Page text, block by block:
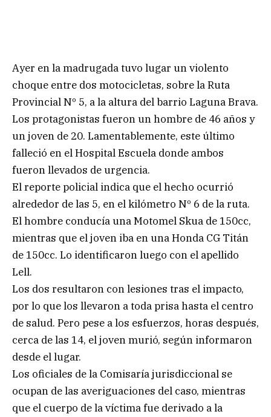
Ayer en la madrugada tuvo lugar un violento
choque entre dos motocicletas, sobre la Ruta
Provincial Nº 5, a la altura del barrio Laguna Brava.
Los protagonistas fueron un hombre de 46 años y
un joven de 20. Lamentablemente, este último
falleció en el Hospital Escuela donde ambos
fueron llevados de urgencia.
El reporte policial indica que el hecho ocurrió
alrededor de las 5, en el kilómetro Nº 6 de la ruta.
El hombre conducía una Motomel Skua de 150cc,
mientras que el joven iba en una Honda CG Titán
de 150cc. Lo identificaron luego con el apellido
Lell.
Los dos resultaron con lesiones tras el impacto,
por lo que los llevaron a toda prisa hasta el centro
de salud. Pero pese a los esfuerzos, horas después,
cerca de las 14, el joven murió, según informaron
desde el lugar.
Los oficiales de la Comisaría jurisdiccional se
ocupan de las averiguaciones del caso, mientras
que el cuerpo de la víctima fue derivado a la